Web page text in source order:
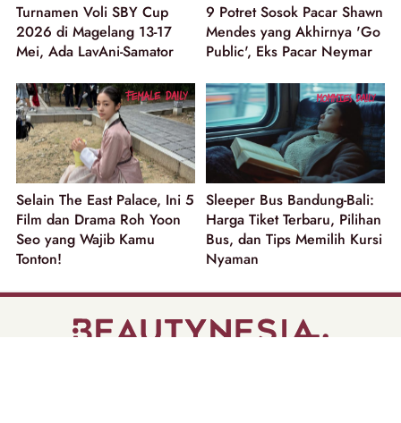
Turnamen Voli SBY Cup
2026 di Magelang 13-17
Mei, Ada LavAni-Samator
9 Potret Sosok Pacar Shawn
Mendes yang Akhirnya 'Go
Public', Eks Pacar Neymar
Selain The East Palace, Ini 5
Film dan Drama Roh Yoon
Seo yang Wajib Kamu
Tonton!
Sleeper Bus Bandung-Bali:
Harga Tiket Terbaru, Pilihan
Bus, dan Tips Memilih Kursi
Nyaman